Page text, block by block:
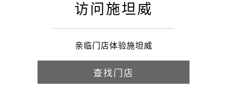
访问施坦威
亲临门店体验施坦威
查找门店